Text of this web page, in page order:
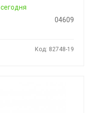
сегодня
04609
Код: 82748-19